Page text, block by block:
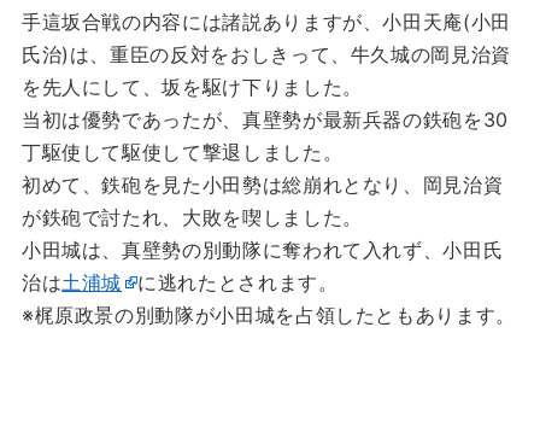
手這坂合戦の内容には諸説ありますが、小田天庵(小田
氏治)は、重臣の反対をおしきって、牛久城の岡見治資
を先人にして、坂を駆け下りました。
当初は優勢であったが、真壁勢が最新兵器の鉄砲を30
丁駆使して駆使して撃退しました。
初めて、鉄砲を見た小田勢は総崩れとなり、岡見治資
が鉄砲で討たれ、大敗を喫しました。
小田城は、真壁勢の別動隊に奪われて入れず、小田氏
治は土浦城
に逃れたとされます。
※梶原政景の別動隊が小田城を占領したともあります。